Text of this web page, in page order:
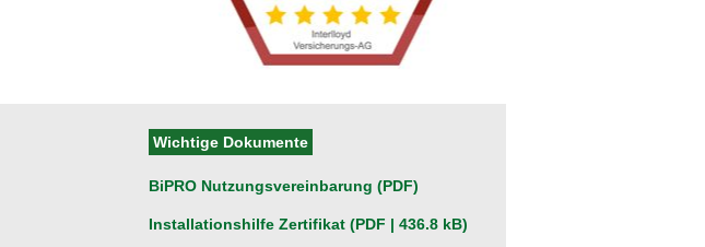
Wichtige Dokumente
BiPRO Nutzungsvereinbarung (PDF)
Installationshilfe Zertifikat (PDF | 436.8 kB)